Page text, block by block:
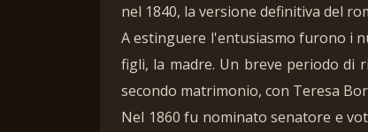
nel 1840, la versione definitiva del
A estinguere l'entusiasmo furono i
figli, la madre. Un breve periodo di
secondo matrimonio, con Teresa
Nel 1860 fu nominato senatore e